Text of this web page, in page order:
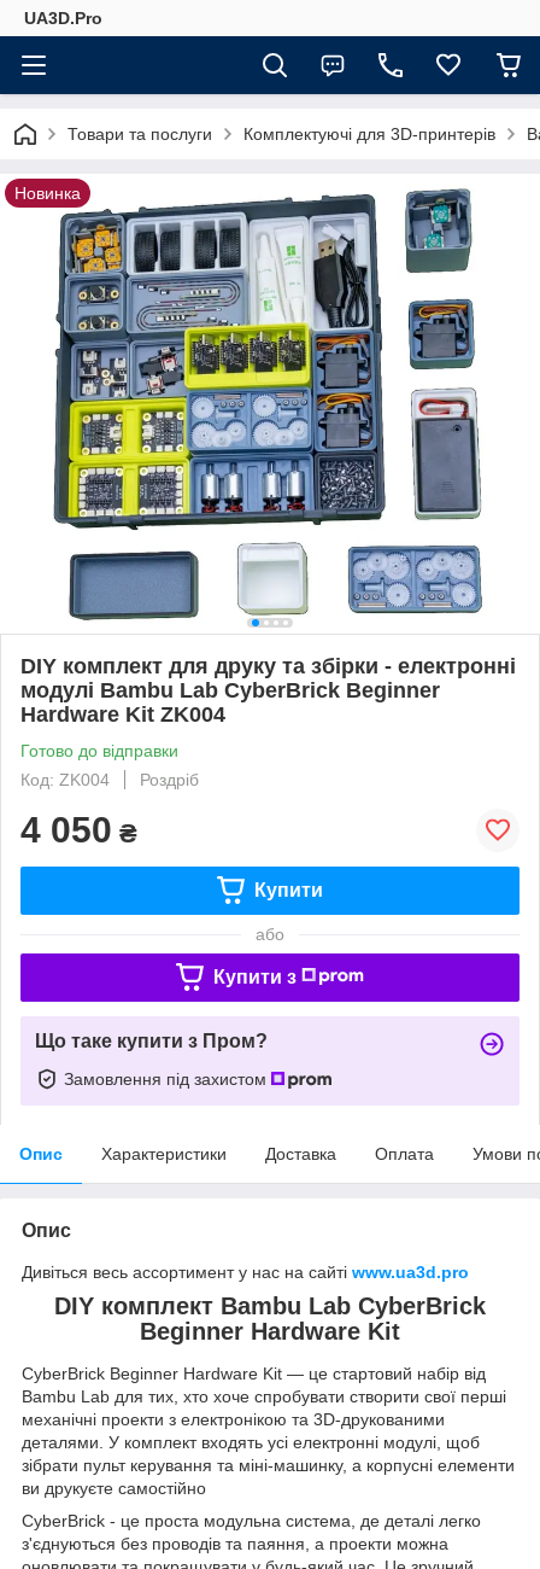
UA3D.Pro
Товари та послуги Комплектуючі для 3D-принтерів
Новинка
DIY комплект для друку та збірки - електронні
модулі Bambu Lab CyberBrick Beginner
Hardware Kit ZK004
Готово до відправки
Код: ZK004
Роздріб
4 050 ₴
Купити
або
Купити з
Що таке купити з Пром?
Замовлення під захистом
Опис Характеристики Доставка Оплата Умови
Опис
Дивіться весь ассортимент у нас на сайті www.ua3d.pro
DIY комплект Bambu Lab CyberBrick
Beginner Hardware Kit
CyberBrick Beginner Hardware Kit — це стартовий набір від
Bambu Lab для тих, хто хоче спробувати створити свої перші
механічні проекти з електронікою та 3D-друкованими
деталями. У комплект входять усі електронні модулі, щоб
зібрати пульт керування та міні-машинку, а корпусні елементи
ви друкуєте самостійно
CyberBrick - це проста модульна система, де деталі легко
з'єднуються без проводів та паяння, а проекти можна